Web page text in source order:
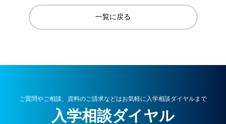
一覧に戻る
ご質問やご相談、資料のご請求などはお気軽に入学相談ダイヤルまで
入学相談ダイヤル